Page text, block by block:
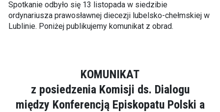
Spotkanie odbyło się 13 listopada w siedzibie
ordynariusza prawosławnej diecezji lubelsko-chełmskiej w
Lublinie. Poniżej publikujemy komunikat z obrad.
KOMUNIKAT
z posiedzenia Komisji ds. Dialogu
między Konferencją Episkopatu Polski a